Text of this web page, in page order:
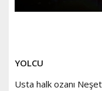
YOLCU
Usta halk ozanı